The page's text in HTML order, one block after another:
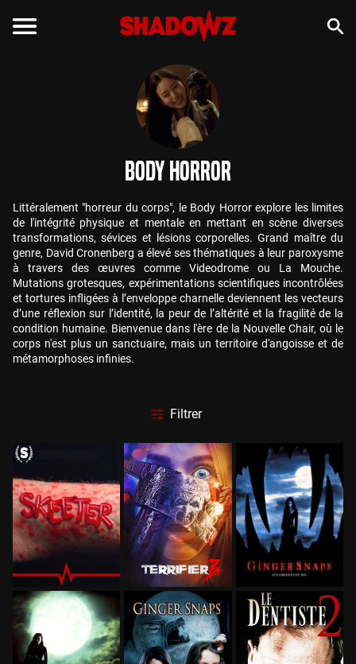
Body Horror
Littéralement "horreur du corps", le Body Horror explore les limites
de l'intégrité physique et mentale en mettant en scène diverses
transformations, sévices et lésions corporelles. Grand maître du
genre, David Cronenberg a élevé ses thématiques à leur paroxysme
à travers des œuvres comme Videodrome ou La Mouche.
Mutations grotesques, expérimentations scientifiques incontrôlées
et tortures infligées à l’enveloppe charnelle deviennent les vecteurs
d’une réflexion sur l’identité, la peur de l’altérité et la fragilité de la
condition humaine. Bienvenue dans l'ère de la Nouvelle Chair, où le
corps n'est plus un sanctuaire, mais un territoire d'angoisse et de
métamorphoses infinies.
Filtrer